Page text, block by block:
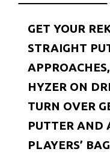
GET YOUR
STRAIGHT
HYZER ON
TURN OVER
PUTTER AND
PLAYERS’